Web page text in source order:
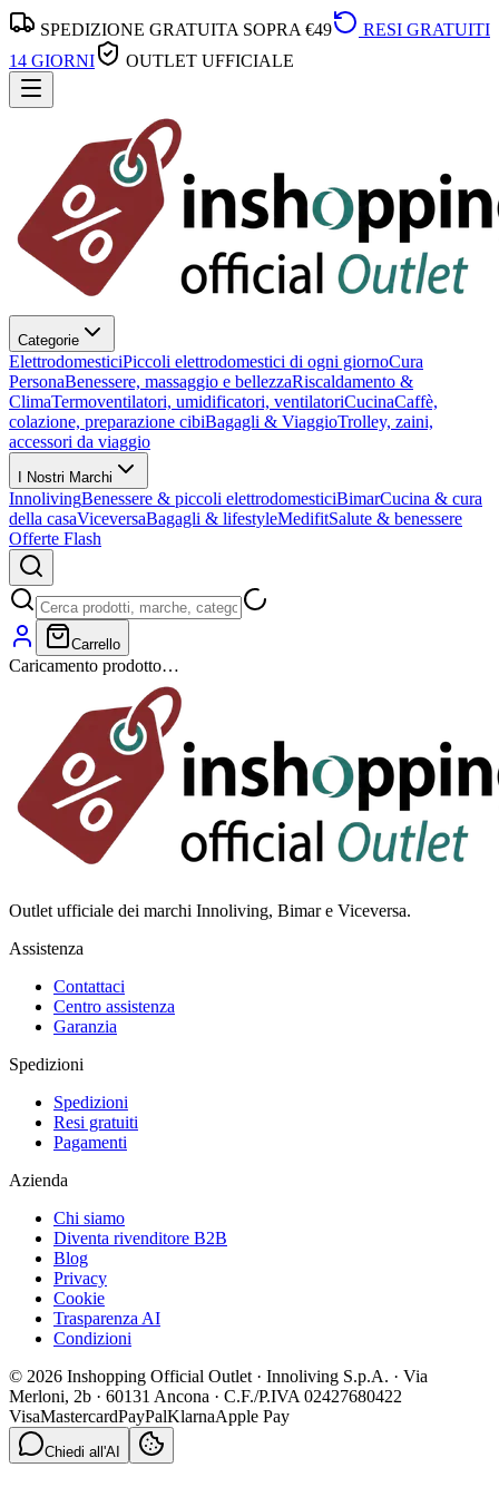
SPEDIZIONE GRATUITA SOPRA €49
RESI GRATUITI
14 GIORNI
OUTLET UFFICIALE
Categorie
ElettrodomesticiPiccoli elettrodomestici di ogni giornoCura
PersonaBenessere, massaggio e bellezzaRiscaldamento &
ClimaTermoventilatori, umidificatori, ventilatoriCucinaCaffè,
colazione, preparazione cibiBagagli & ViaggioTrolley, zaini,
accessori da viaggio
I Nostri Marchi
InnolivingBenessere & piccoli elettrodomesticiBimarCucina & cura
della casaViceversaBagagli & lifestyleMedifitSalute & benessere
Offerte Flash
Carrello
Caricamento prodotto…
Outlet ufficiale dei marchi Innoliving, Bimar e Viceversa.
Assistenza
Contattaci
Centro assistenza
Garanzia
Spedizioni
Spedizioni
Resi gratuiti
Pagamenti
Azienda
Chi siamo
Diventa rivenditore B2B
Blog
Privacy
Cookie
Trasparenza AI
Condizioni
© 2026 Inshopping Official Outlet · Innoliving S.p.A. · Via
Merloni, 2b · 60131 Ancona · C.F./P.IVA 02427680422
VisaMastercardPayPalKlarnaApple Pay
Chiedi all'AI